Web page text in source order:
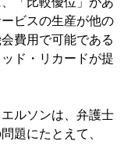
ビスの生産が他の
費用で可能である
ド・リカードが提
ルソンは、弁護士
題にたとえて、